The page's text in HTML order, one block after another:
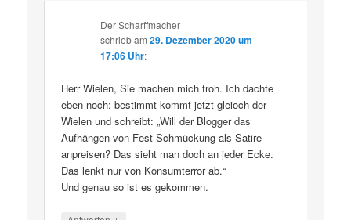
Der Scharffmacher
schriebam29. Dezember 2020 um
17:06 Uhr:
Herr Wielen, Sie machen mich froh. Ich dachte
eben noch: bestimmt kommt jetzt gleioch der
Wielen und schreibt: „Will der Blogger das
Aufhängen von Fest-Schmückung als Satire
anpreisen? Das sieht man doch an jeder Ecke.
Das lenkt nur von Konsumterror ab.“
Und genau so ist es gekommen.